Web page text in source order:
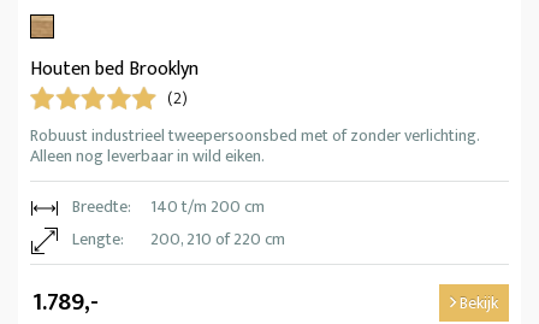
Houten bed Brooklyn
(2)
Robuust industrieel tweepersoonsbed met of zonder verlichting.
Alleen nog leverbaar in wild eiken.
Breedte:
140 t/m 200 cm
Lengte:
200, 210 of 220 cm
1.789,- Bekijk